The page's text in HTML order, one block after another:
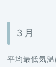
３月
平均最低気